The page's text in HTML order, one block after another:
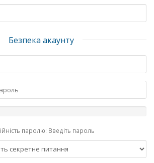
Безпека акаунту
паролю: Введіть пароль